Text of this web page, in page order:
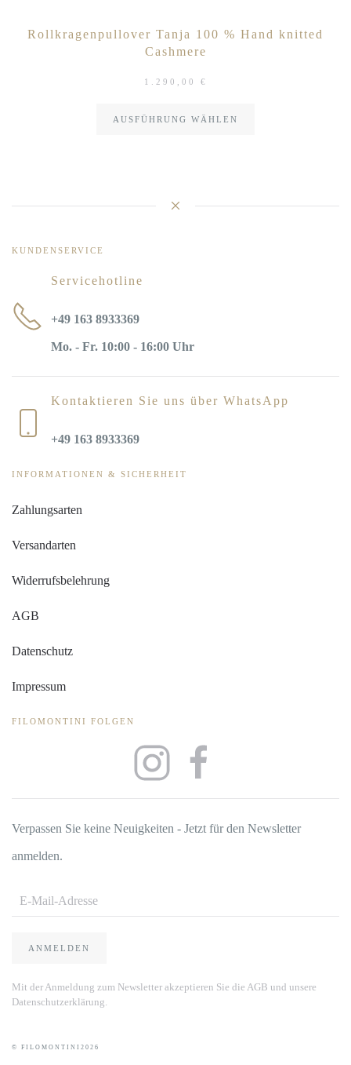
Rollkragenpullover Tanja 100 % Hand knitted
Cashmere
1.290,00 €
AUSFÜHRUNG WÄHLEN
KUNDENSERVICE
Servicehotline
+49 163 8933369
Mo. - Fr. 10:00 - 16:00 Uhr
Kontaktieren Sie uns über WhatsApp
+49 163 8933369
INFORMATIONEN & SICHERHEIT
Zahlungsarten
Versandarten
Widerrufsbelehrung
AGB
Datenschutz
Impressum
FILOMONTINI FOLGEN
Verpassen Sie keine Neuigkeiten - Jetzt für den Newsletter
anmelden.
ANMELDEN
Mit der Anmeldung zum Newsletter akzeptieren Sie die AGB und unsere
Datenschutzerklärung.
© FILOMONTINI 2026